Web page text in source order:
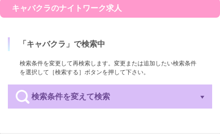
キャバクラのナイトワーク求人
「 キャバクラ 」で検索中
検索条件を変更して再検索します。変更または追加したい検索条件
を選択して［検索する］ボタンを押して下さい。
検索条件を変えて検索
服装